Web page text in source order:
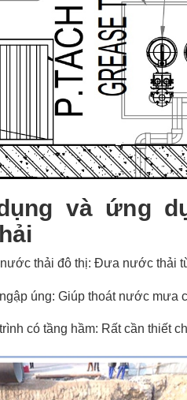
và ứng
thải đô thị: Đưa nước thải
úng: Giúp thoát nước mưa
có tầng hầm: Rất cần thiết